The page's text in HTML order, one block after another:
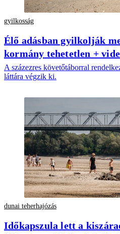
gyilkosság
Élő adásban gyilkolják
kormány tehetetlen +
A százezres követőtáborral
láttára végzik ki.
dunai teherhajózás
Időkapszula lett a